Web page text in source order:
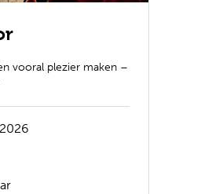
vooral plezier maken –